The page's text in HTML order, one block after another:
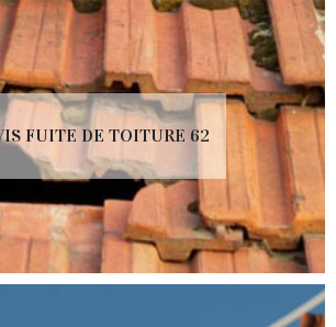
FUITE DE TOITURE 62